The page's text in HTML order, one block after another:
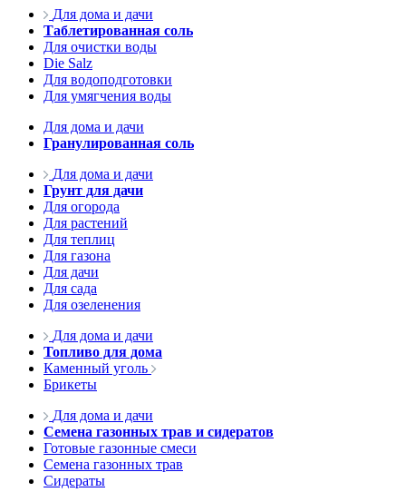
Для дома и дачи
Таблетированная соль
Для очистки воды
Die Salz
Для водоподготовки
Для умягчения воды
Для дома и дачи
Гранулированная соль
Для дома и дачи
Грунт для дачи
Для огорода
Для растений
Для теплиц
Для газона
Для дачи
Для сада
Для озеленения
Для дома и дачи
Топливо для дома
Каменный уголь
Брикеты
Для дома и дачи
Семена газонных трав и сидератов
Готовые газонные смеси
Семена газонных трав
Сидераты